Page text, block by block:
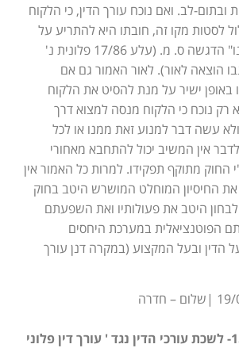
ובתום-לב. ואם נוכח עורך הדין, כי הלקוח
לסטות מקו זה, חובתו היא להתריע על
כך ולמנוע זאת ממנו" הדגשה ס. מ. (עלע 17/86 פלונית נ'
הוצאה לאור). לאור האמור גם אם
באופן ישיר על מנת להסיט את הלקוח
רק נוכח כי הלקוח מנסה למצוא דרך
עשה דבר למנוע זאת ממנו או לכל
אין המשיב יכול להתחבא מאחורי
החוק מתוקף תפקידו. למרות כל האמור אין
החיסיון המוחלט המושרש היטב בחוק
היטב את פעולותיו ואת השפעתם
הפוטנציאלית במערכת היחסים
הדין ובעל המקצוע (במקרה דנן עורך